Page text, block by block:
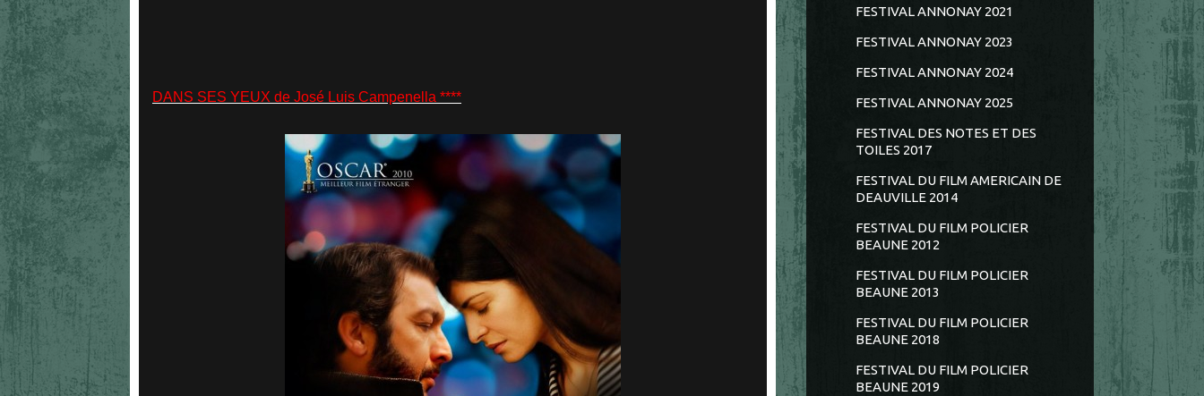
DANS SES YEUX de José Luis Campenella ****
FESTIVAL ANNONAY 2021
FESTIVAL ANNONAY 2023
FESTIVAL ANNONAY 2024
FESTIVAL ANNONAY 2025
FESTIVAL DES NOTES ET DES
TOILES 2017
FESTIVAL DU FILM AMERICAIN DE
DEAUVILLE 2014
FESTIVAL DU FILM POLICIER
BEAUNE 2012
FESTIVAL DU FILM POLICIER
BEAUNE 2013
FESTIVAL DU FILM POLICIER
BEAUNE 2018
FESTIVAL DU FILM POLICIER
BEAUNE 2019